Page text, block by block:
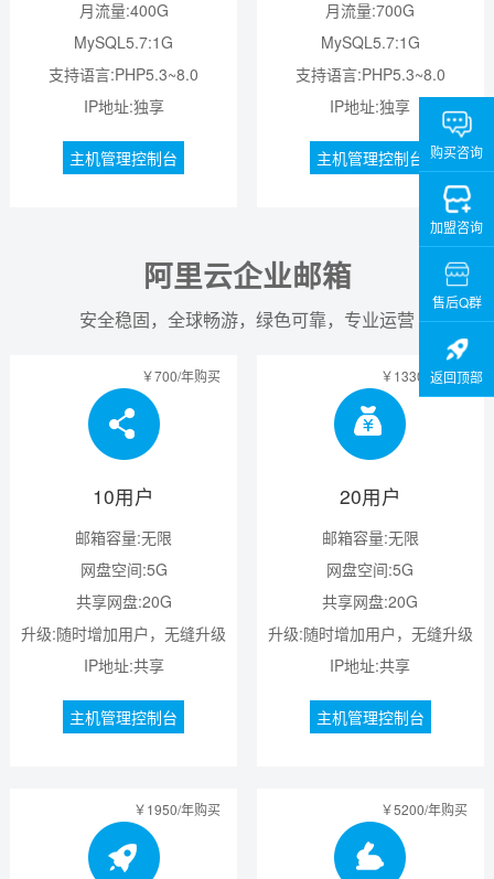
月流量:400G
MySQL5.7:1G
支持语言:PHP5.3~8.0
IP地址:独享
主机管理控制台
月流量:700G
MySQL5.7:1G
支持语言:PHP5.3~8.0
IP地址:独享
主机管理控制台
阿里云企业邮箱
安全稳固，全球畅游，绿色可靠，专业运营
10用户
邮箱容量:无限
网盘空间:5G
共享网盘:20G
升级:随时增加用户，无缝升级
IP地址:共享
主机管理控制台
￥700/年购买
20用户
邮箱容量:无限
网盘空间:5G
共享网盘:20G
升级:随时增加用户，无缝升级
IP地址:共享
主机管理控制台
￥1330/年购买
￥1950/年购买 ￥5200/年购买
购买咨询
加盟咨询
售后Q群
返回顶部